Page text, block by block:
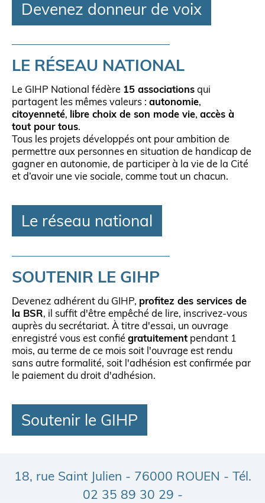
Devenez donneur de voix
LE RÉSEAU NATIONAL
Le GIHP National fédère 15 associations qui
partagent les mêmes valeurs : autonomie,
citoyenneté, libre choix de son mode vie, accès à
tout pour tous.
Tous les projets développés ont pour ambition de
permettre aux personnes en situation de handicap de
gagner en autonomie, de participer à la vie de la Cité
et d’avoir une vie sociale, comme tout un chacun.
Le réseau national
SOUTENIR LE GIHP
Devenez adhérent du GIHP, profitez des services de
la BSR, il suffit d'être empêché de lire, inscrivez-vous
auprès du secrétariat. À titre d'essai, un ouvrage
enregistré vous est confié gratuitement pendant 1
mois, au terme de ce mois soit l'ouvrage est rendu
sans autre formalité, soit l'adhésion est confirmée par
le paiement du droit d'adhésion.
Soutenir le GIHP
18, rue Saint Julien - 76000 ROUEN - Tél.
02 35 89 30 29 -